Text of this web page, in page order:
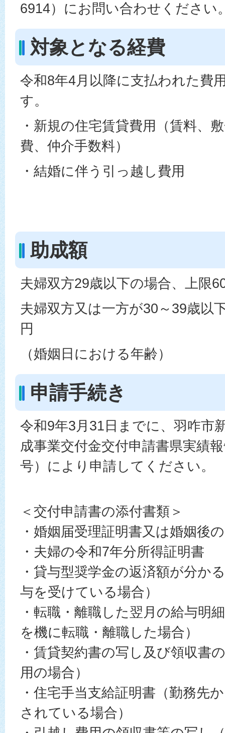
6914）にお問い合わせください
対象となる経費
令和8年4月以降に支払われた費
す。
・新規の住宅賃貸費用（賃料、
費、仲介手数料）
・結婚に伴う引っ越し費用
助成額
夫婦双方29歳以下の場合、上限
夫婦双方又は一方が30～39歳以
円
（婚姻日における年齢）
申請手続き
令和9年3月31日までに、羽咋市
成事業交付金交付申請書県実績
号）により申請してください。
＜交付申請書の添付書類＞
・婚姻届受理証明書又は婚姻後
・夫婦の令和7年分所得証明書
・貸与型奨学金の返済額が分か
与を受けている場合）
・転職・離職した翌月の給与明
を機に転職・離職した場合）
・賃貸契約書の写し及び領収書
用の場合）
・住宅手当支給証明書（勤務先
されている場合）